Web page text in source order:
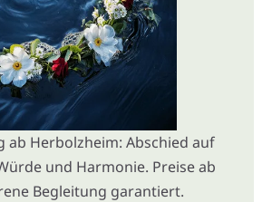
ab Herbolzheim: Abschied auf
und Harmonie. Preise ab
Begleitung garantiert.